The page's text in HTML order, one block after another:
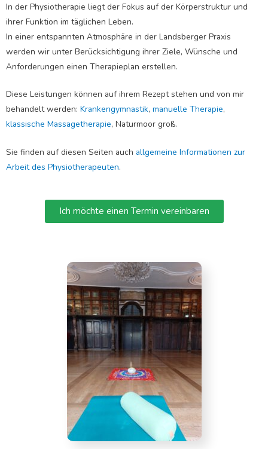
In der Physiotherapie liegt der Fokus auf der Körperstruktur und
ihrer Funktion im täglichen Leben.
In einer entspannten Atmosphäre in der Landsberger Praxis
werden wir unter Berücksichtigung ihrer Ziele, Wünsche und
Anforderungen einen Therapieplan erstellen.
Diese Leistungen können auf ihrem Rezept stehen und von mir
behandelt werden: Krankengymnastik, manuelle Therapie,
klassische Massagetherapie, Naturmoor groß.
Sie finden auf diesen Seiten auch allgemeine Informationen zur
Arbeit des Physiotherapeuten.
Ich möchte einen Termin vereinbaren